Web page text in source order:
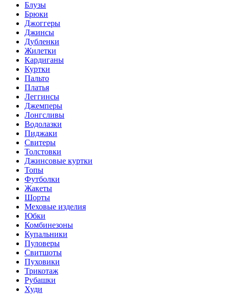
Блузы
Брюки
Джоггеры
Джинсы
Дубленки
Жилетки
Кардиганы
Куртки
Пальто
Платья
Леггинсы
Джемперы
Лонгсливы
Водолазки
Пиджаки
Свитеры
Толстовки
Джинсовые куртки
Топы
Футболки
Жакеты
Шорты
Меховые изделия
Юбки
Комбинезоны
Купальники
Пуловеры
Свитшоты
Пуховики
Трикотаж
Рубашки
Худи